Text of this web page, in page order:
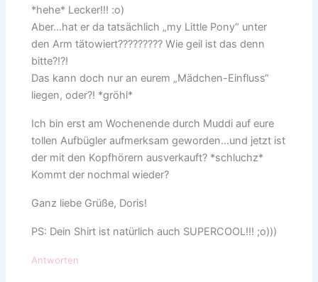
*hehe* Lecker!!! :o)
Aber…hat er da tatsächlich „my Little Pony“ unter
den Arm tätowiert????????? Wie geil ist das denn
bitte?!?!
Das kann doch nur an eurem „Mädchen-Einfluss“
liegen, oder?! *gröhl*
Ich bin erst am Wochenende durch Muddi auf eure
tollen Aufbügler aufmerksam geworden…und jetzt ist
der mit den Kopfhörern ausverkauft? *schluchz*
Kommt der nochmal wieder?
Ganz liebe Grüße, Doris!
PS: Dein Shirt ist natürlich auch SUPERCOOL!!! ;o)))
Antworten